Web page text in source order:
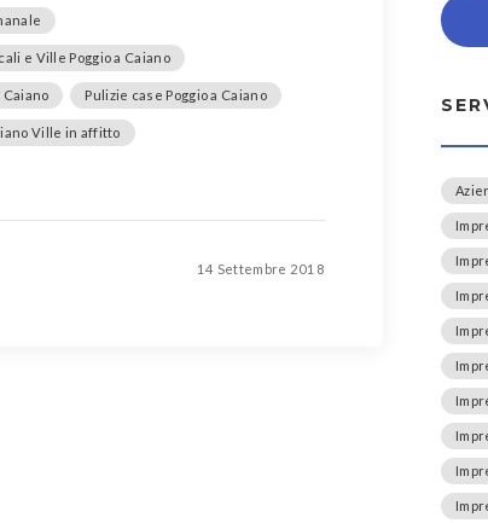
e Ville Poggio a Caiano
Caiano Pulizie case Poggio a Caiano
Ville in affitto
14 Settembre 2018